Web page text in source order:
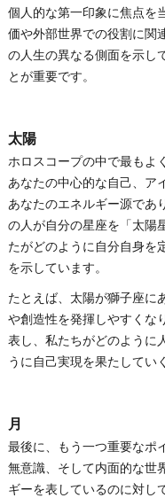
個人的な第一印象に焦点を
価や外部世界での役割に関
の人生の異なる側面を示し
とが重要です。
太陽
ホロスコープの中で最もよ
あなたの中心的な自己、ア
あなたのエネルギー源であ
の人が自分の星座を「太陽
たがどのように自分自身を
を示しています。
たとえば、太陽が獅子座に
や創造性を発揮しやすくな
表し、私たちがどのように
うに自己実現を果たしてい
月
最後に、もう一つ重要なポ
無意識、そして内面的な世
ギーを表しているのに対し